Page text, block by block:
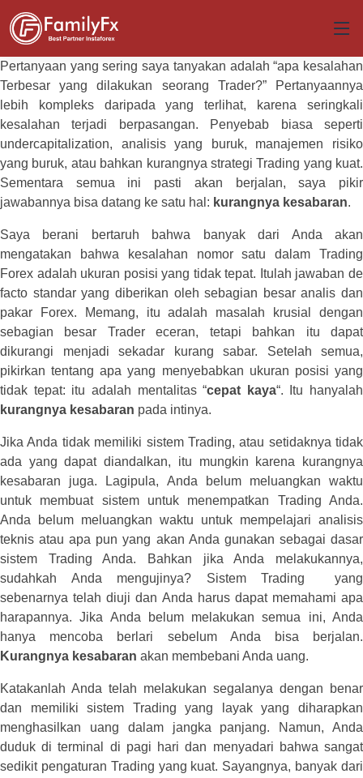
Pertanyaan yang sering saya tanyakan adalah “apa kesalahan
Terbesar yang dilakukan seorang Trader?” Pertanyaannya
lebih kompleks daripada yang terlihat, karena seringkali
kesalahan terjadi berpasangan. Penyebab biasa seperti
undercapitalization, analisis yang buruk, manajemen risiko
yang buruk, atau bahkan kurangnya strategi Trading yang kuat.
Sementara semua ini pasti akan berjalan, saya pikir
jawabannya bisa datang ke satu hal: kurangnya kesabaran.
Saya berani bertaruh bahwa banyak dari Anda akan
mengatakan bahwa kesalahan nomor satu dalam Trading
Forex adalah ukuran posisi yang tidak tepat. Itulah jawaban de
facto standar yang diberikan oleh sebagian besar analis dan
pakar Forex. Memang, itu adalah masalah krusial dengan
sebagian besar Trader eceran, tetapi bahkan itu dapat
dikurangi menjadi sekadar kurang sabar. Setelah semua,
pikirkan tentang apa yang menyebabkan ukuran posisi yang
tidak tepat: itu adalah mentalitas “cepat kaya“. Itu hanyalah
kurangnya kesabaran pada intinya.
Jika Anda tidak memiliki sistem Trading, atau setidaknya tidak
ada yang dapat diandalkan, itu mungkin karena kurangnya
kesabaran juga. Lagipula, Anda belum meluangkan waktu
untuk membuat sistem untuk menempatkan Trading Anda.
Anda belum meluangkan waktu untuk mempelajari analisis
teknis atau apa pun yang akan Anda gunakan sebagai dasar
sistem Trading Anda. Bahkan jika Anda melakukannya,
sudahkah Anda mengujinya? Sistem Trading yang
sebenarnya telah diuji dan Anda harus dapat memahami apa
harapannya. Jika Anda belum melakukan semua ini, Anda
hanya mencoba berlari sebelum Anda bisa berjalan.
Kurangnya kesabaran akan membebani Anda uang.
Katakanlah Anda telah melakukan segalanya dengan benar
dan memiliki sistem Trading yang layak yang diharapkan
menghasilkan uang dalam jangka panjang. Namun, Anda
duduk di terminal di pagi hari dan menyadari bahwa sangat
sedikit pengaturan Trading yang kuat. Sayangnya, banyak dari